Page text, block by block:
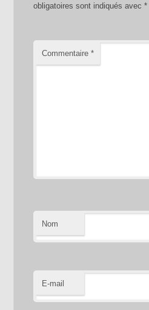
obligatoires sont indiqués avec*
Commentaire*
Nom
E-mail